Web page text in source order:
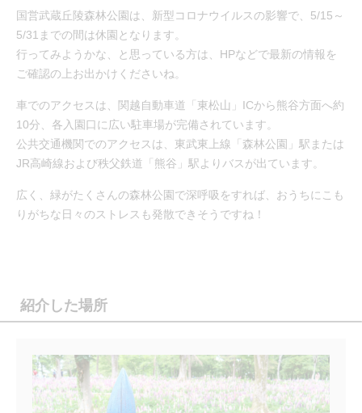
国営武蔵丘陵森林公園は、新型コロナウイルスの影響で、5/15～
5/31までの間は休園となります。
行ってみようかな、と思っている方は、HPなどで最新の情報を
ご確認の上お出かけくださいね。
車でのアクセスは、関越自動車道「東松山」ICから熊谷方面へ約
10分、各入園口に広い駐車場が完備されています。
公共交通機関でのアクセスは、東武東上線「森林公園」駅または
JR高崎線および秩父鉄道「熊谷」駅よりバスが出ています。
広く、緑がたくさんの森林公園で深呼吸をすれば、おうちにこも
りがちな日々のストレスも発散できそうですね！
紹介した場所